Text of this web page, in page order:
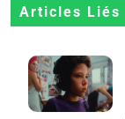
Articles Liés
8